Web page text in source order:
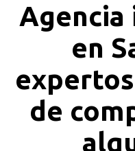
en
de